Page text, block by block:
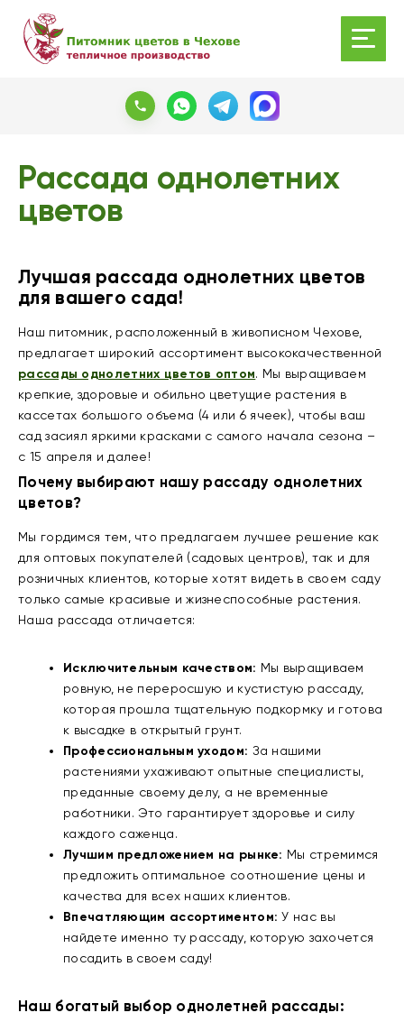
Рассада однолетних
цветов
Лучшая рассада однолетних цветов
для вашего сада!
Наш питомник, расположенный в живописном Чехове,
предлагает широкий ассортимент высококачественной
рассады однолетних цветов оптом. Мы выращиваем
крепкие, здоровые и обильно цветущие растения в
кассетах большого объема (4 или 6 ячеек), чтобы ваш
сад засиял яркими красками с самого начала сезона –
с 15 апреля и далее!
Почему выбирают нашу рассаду однолетних
цветов?
Мы гордимся тем, что предлагаем лучшее решение как
для оптовых покупателей (садовых центров), так и для
розничных клиентов, которые хотят видеть в своем саду
только самые красивые и жизнеспособные растения.
Наша рассада отличается:
Исключительным качеством: Мы выращиваем
ровную, не переросшую и кустистую рассаду,
которая прошла тщательную подкормку и готова
к высадке в открытый грунт.
Профессиональным уходом: За нашими
растениями ухаживают опытные специалисты,
преданные своему делу, а не временные
работники. Это гарантирует здоровье и силу
каждого саженца.
Лучшим предложением на рынке: Мы стремимся
предложить оптимальное соотношение цены и
качества для всех наших клиентов.
Впечатляющим ассортиментом: У нас вы
найдете именно ту рассаду, которую захочется
посадить в своем саду!
Наш богатый выбор однолетней рассады: